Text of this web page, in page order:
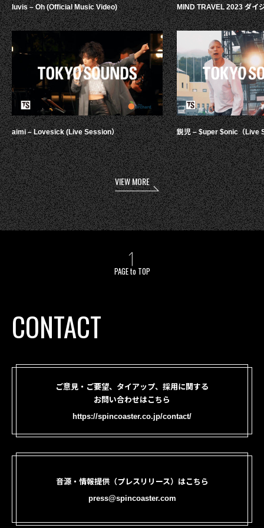
luvis – Oh (Official Music Video)
aimi – Lovesick (Live Session）
MIND TRAVEL 2023 ダイ
鋭児 – $uper $onic（Live
VIEW MORE
PAGE to TOP
CONTACT
ご意見・ご要望、タイアップ、採用に関する
お問い合わせはこちら
https://spincoaster.co.jp/contact/
音源・情報提供（プレスリリース）はこちら
press@spincoaster.com